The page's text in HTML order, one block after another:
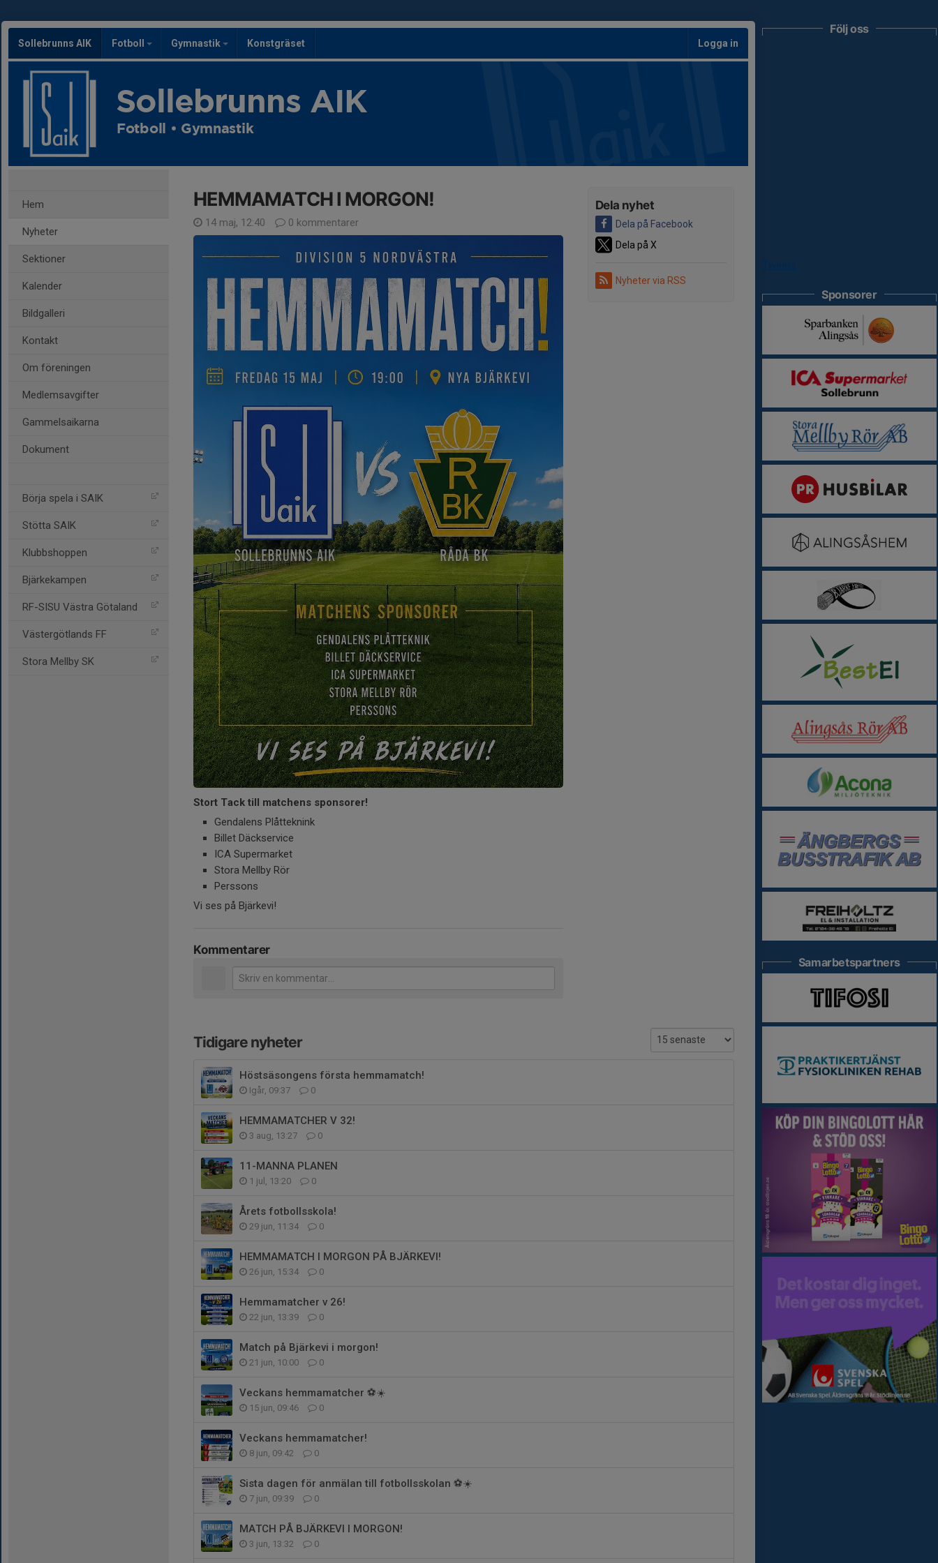
Sollebrunns AIK Fotboll Gymnastik Konstgräset Logga in
Sollebrunns AIK
Fotboll • Gymnastik
Hem
Nyheter
Sektioner
Kalender
Bildgalleri
Kontakt
Om föreningen
Medlemsavgifter
Gammelsaikarna
Dokument
Börja spela i SAIK
Stötta SAIK
Klubbshoppen
Bjärkekampen
RF-SISU Västra Götaland
Västergötlands FF
Stora Mellby SK
Dela nyhet
Dela på Facebook
Dela på X
Nyheter via RSS
HEMMAMATCH I MORGON!
14 maj, 12:40 0 kommentarer
Stort Tack till matchens sponsorer!
Gendalens Plåtteknink
Billet Däckservice
ICA Supermarket
Stora Mellby Rör
Perssons
Vi ses på Bjärkevi!
Kommentarer
Tidigare nyheter
Höstsäsongens första hemmamatch!
Igår, 09:37 0
HEMMAMATCHER V 32!
3 aug, 13:27 0
11-MANNA PLANEN
1 jul, 13:20 0
Årets fotbollsskola!
29 jun, 11:34 0
HEMMAMATCH I MORGON PÅ BJÄRKEVI!
26 jun, 15:34 0
Hemmamatcher v 26!
22 jun, 13:39 0
Match på Bjärkevi i morgon!
21 jun, 10:00 0
Veckans hemmamatcher ⚽️☀️
15 jun, 09:46 0
Veckans hemmamatcher!
8 jun, 09:42 0
Sista dagen för anmälan till fotbollsskolan ⚽️☀️
7 jun, 09:39 0
MATCH PÅ BJÄRKEVI I MORGON!
3 jun, 13:32 0
Följ oss
Sponsorer
Samarbetspartners